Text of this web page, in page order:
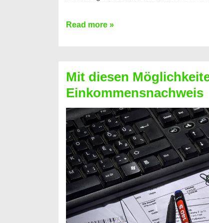
Ferratum
für
schnelle
Durchstarter
Read more »
Mit diesen
Einkommensnachweis